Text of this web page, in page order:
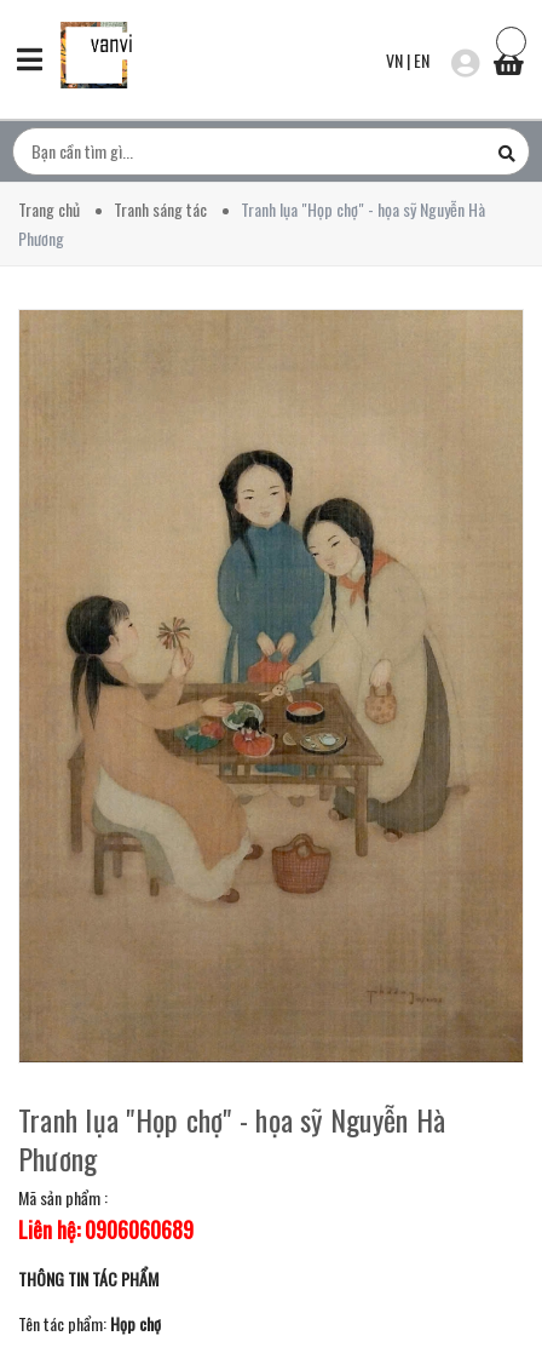
VN|EN
Trang chủ Tranh sáng tác
Tranh lụa "Họp chợ" - họa sỹ Nguyễn Hà
Phương
Tranh lụa "Họp chợ" - họa sỹ Nguyễn Hà
Phương
Mã sản phẩm :
Liên hệ: 0906060689
THÔNG TIN TÁC PHẨM
Tên tác phẩm:Họp chợ